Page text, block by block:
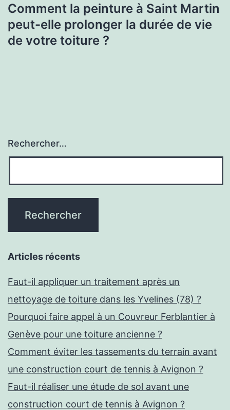
Comment la peinture à Saint Martin
peut-elle prolonger la durée de vie
de votre toiture ?
Rechercher…
Articles récents
Faut-il appliquer un traitement après un
nettoyage de toiture dans les Yvelines (78) ?
Pourquoi faire appel à un Couvreur Ferblantier à
Genève pour une toiture ancienne ?
Comment éviter les tassements du terrain avant
une construction court de tennis à Avignon ?
Faut-il réaliser une étude de sol avant une
construction court de tennis à Avignon ?